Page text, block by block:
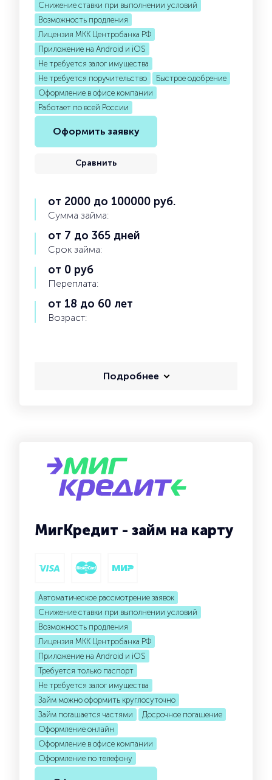
Снижение ставки при выполнении условий
Возможность продления
Лицензия МКК Центробанка РФ
Приложение на Android и iOS
Не требуется залог имущества
Не требуется поручительство
Быстрое одобрение
Оформление в офисе компании
Работает по всей России
Оформить заявку
Сравнить
от 2000 до 100000 руб.
Сумма займа:
от 7 до 365 дней
Срок займа:
от 0 руб
Переплата:
от 18 до 60 лет
Возраст:
Подробнее
МигКредит - займ на карту
Автоматическое рассмотрение заявок
Снижение ставки при выполнении условий
Возможность продления
Лицензия МКК Центробанка РФ
Приложение на Android и iOS
Требуется только паспорт
Не требуется залог имущества
Займ можно оформить круглосуточно
Займ погашается частями
Досрочное погашение
Оформление онлайн
Оформление в офисе компании
Оформление по телефону